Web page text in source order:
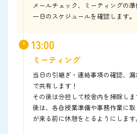
メールチェック、ミーティングの準
一日のスケジュールを確認します。
13:00
ミーティング
当日の引継ぎ・連絡事項の確認、
で共有します！
その後は分担して校舎内を掃除し
後は、各自授業準備や事務作業に
が来る前に休憩をとるようにします